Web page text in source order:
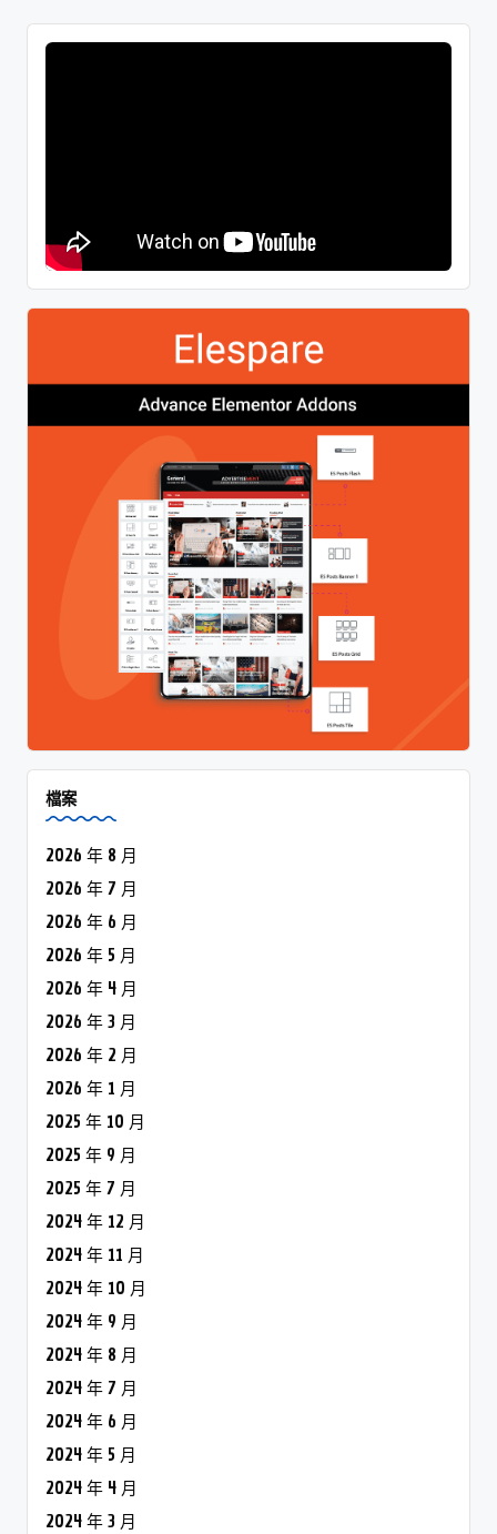
檔案
2026 年 8 月
2026 年 7 月
2026 年 6 月
2026 年 5 月
2026 年 4 月
2026 年 3 月
2026 年 2 月
2026 年 1 月
2025 年 10 月
2025 年 9 月
2025 年 7 月
2024 年 12 月
2024 年 11 月
2024 年 10 月
2024 年 9 月
2024 年 8 月
2024 年 7 月
2024 年 6 月
2024 年 5 月
2024 年 4 月
2024 年 3 月